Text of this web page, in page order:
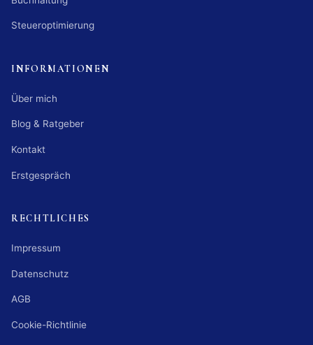
Steueroptimierung
INFORMATIONEN
Über mich
Blog & Ratgeber
Kontakt
Erstgespräch
RECHTLICHES
Impressum
Datenschutz
AGB
Cookie-Richtlinie